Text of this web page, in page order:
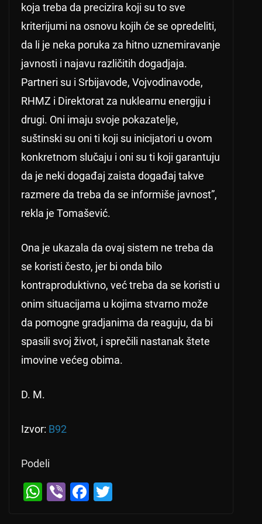
koja treba da precizira koji su to sve
kriterijumi na osnovu kojih će se opredeliti,
da li je neka poruka za hitno uznemiravanje
javnosti i najavu različitih dogadjaja.
Partneri su i Srbijavode, Vojvodinavode,
RHMZ i Direktorat za nuklearnu energiju i
drugi. Oni imaju svoje pokazatelje,
suštinski su oni ti koji su inicijatori u ovom
konkretnom slučaju i oni su ti koji garantuju
da je neki događaj zaista događaj takve
razmere da treba da se informiše javnost”,
rekla je Tomašević.
Ona je ukazala da ovaj sistem ne treba da
se koristi često, jer bi onda bilo
kontraproduktivno, već treba da se koristi u
onim situacijama u kojima stvarno može
da pomogne gradjanima da reaguju, da bi
spasili svoj život, i sprečili nastanak štete
imovine većeg obima.
D. M.
Izvor: B92
Podeli
W Vi F
Ljajić: Struka treba da da konačnu ocjenu